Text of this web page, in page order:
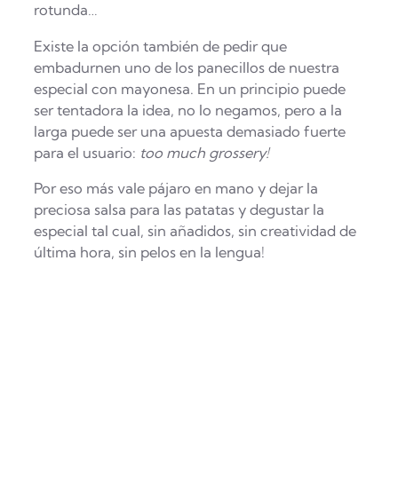
rotunda…
Existe la opción también de pedir que
embadurnen uno de los panecillos de nuestra
especial con mayonesa. En un principio puede
ser tentadora la idea, no lo negamos, pero a la
larga puede ser una apuesta demasiado fuerte
para el usuario: too much grossery!
Por eso más vale pájaro en mano y dejar la
preciosa salsa para las patatas y degustar la
especial tal cual, sin añadidos, sin creatividad de
última hora, sin pelos en la lengua!